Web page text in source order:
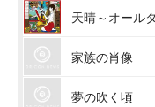
家族の肖像
夢の吹く頃